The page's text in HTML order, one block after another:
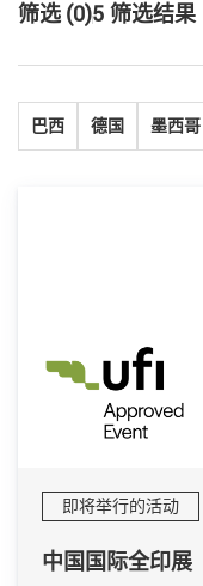
筛选 (0)5 筛选结果
巴西 德国 墨西哥
即将举行的活动
中国国际全印展